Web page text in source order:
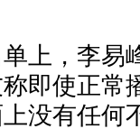
上，李易
即使正常
没有任何